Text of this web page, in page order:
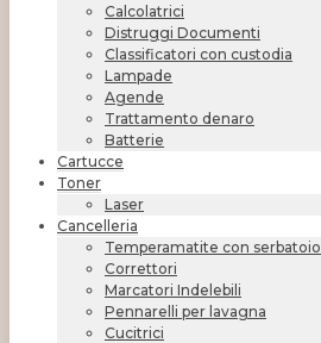
Calcolatrici
Distruggi Documenti
Classificatori con custodia
Lampade
Agende
Trattamento denaro
Batterie
Cartucce
Toner
Laser
Cancelleria
Temperamatite con serbatoio
Correttori
Marcatori Indelebili
Pennarelli per lavagna
Cucitrici